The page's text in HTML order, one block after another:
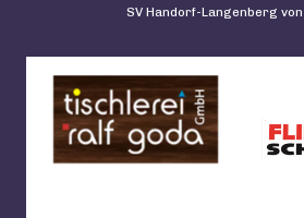
SV Handorf-Langenberg von